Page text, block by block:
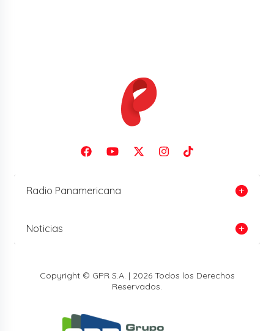
Radio Panamericana
Noticias
Copyright © GPR S.A. | 2026 Todos los Derechos
Reservados.